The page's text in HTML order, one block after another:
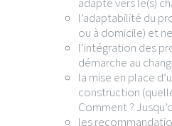
l’adaptabilité du
ou à domicile) et
l’intégration des
démarche au
la mise en place
construction
Comment ?
les